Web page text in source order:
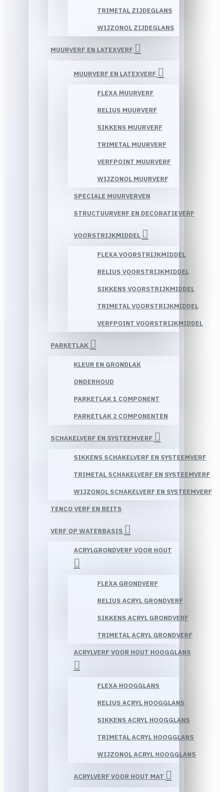
TRIMETAL ZIJDEGLANS
WIJZONOL ZIJDEGLANS
MUURVERF EN LATEXVERF
MUURVERF EN LATEXVERF
FLEXA MUURVERF
RELIUS MUURVERF
SIKKENS MUURVERF
TRIMETAL MUURVERF
VERFPOINT MUURVERF
WIJZONOL MUURVERF
SPECIALE MUURVERVEN
STRUCTUURVERF EN DECORATIEVERF
VOORSTRIJKMIDDEL
FLEXA VOORSTRIJKMIDDEL
RELIUS VOORSTRIJKMIDDEL
SIKKENS VOORSTRIJKMIDDEL
TRIMETAL VOORSTRIJKMIDDEL
VERFPOINT VOORSTRIJKMIDDEL
PARKETLAK
KLEUR EN GRONDLAK
ONDERHOUD
PARKETLAK 1 COMPONENT
PARKETLAK 2 COMPONENTEN
SCHAKELVERF EN SYSTEEMVERF
SIKKENS SCHAKELVERF EN SYSTEEMVERF
TRIMETAL SCHAKELVERF EN SYSTEEMVERF
WIJZONOL SCHAKELVERF EN SYSTEEMVERF
TENCO VERF EN BEITS
VERF OP WATERBASIS
ACRYLGRONDVERF VOOR HOUT
FLEXA GRONDVERF
RELIUS ACRYL GRONDVERF
SIKKENS ACRYL GRONDVERF
TRIMETAL ACRYL GRONDVERF
ACRYLVERF VOOR HOUT HOOGGLANS
FLEXA HOOGGLANS
RELIUS ACRYL HOOGGLANS
SIKKENS ACRYL HOOGGLANS
TRIMETAL ACRYL HOOGGLANS
WIJZONOL ACRYL HOOGGLANS
ACRYLVERF VOOR HOUT MAT